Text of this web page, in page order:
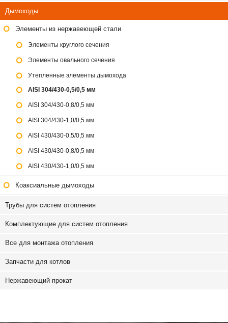
Дымоходы
Элементы из нержавеющей стали
Элементы круглого сечения
Элементы овального сечения
Утепленные элементы дымохода
AISI 304/430-0,5/0,5 мм
AISI 304/430-0,8/0,5 мм
AISI 304/430-1,0/0,5 мм
AISI 430/430-0,5/0,5 мм
AISI 430/430-0,8/0,5 мм
AISI 430/430-1,0/0,5 мм
Коаксиальные дымоходы
Трубы для систем отопления
Комплектующие для систем отопления
Все для монтажа отопления
Запчасти для котлов
Нержавеющий прокат